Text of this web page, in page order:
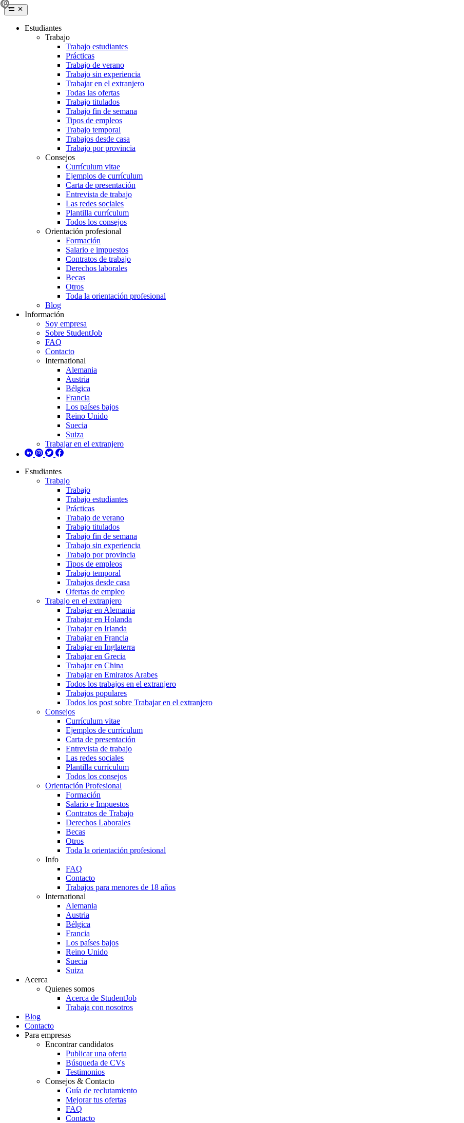
Estudiantes
Trabajo
Trabajo estudiantes
Prácticas
Trabajo de verano
Trabajo sin experiencia
Trabajar en el extranjero
Todas las ofertas
Trabajo titulados
Trabajo fin de semana
Tipos de empleos
Trabajo temporal
Trabajos desde casa
Trabajo por provincia
Consejos
Currículum vitae
Ejemplos de currículum
Carta de presentación
Entrevista de trabajo
Las redes sociales
Plantilla currículum
Todos los consejos
Orientación profesional
Formación
Salario e impuestos
Contratos de trabajo
Derechos laborales
Becas
Otros
Toda la orientación profesional
Blog
Información
Soy empresa
Sobre StudentJob
FAQ
Contacto
International
Alemania
Austria
Bélgica
Francia
Los países bajos
Reino Unido
Suecia
Suiza
Trabajar en el extranjero
Estudiantes
Trabajo
Trabajo
Trabajo estudiantes
Prácticas
Trabajo de verano
Trabajo titulados
Trabajo fin de semana
Trabajo sin experiencia
Trabajo por provincia
Tipos de empleos
Trabajo temporal
Trabajos desde casa
Ofertas de empleo
Trabajo en el extranjero
Trabajar en Alemania
Trabajar en Holanda
Trabajar en Irlanda
Trabajar en Francia
Trabajar en Inglaterra
Trabajar en Grecia
Trabajar en China
Trabajar en Emiratos Arabes
Todos los trabajos en el extranjero
Trabajos populares
Todos los post sobre Trabajar en el extranjero
Consejos
Currículum vitae
Ejemplos de currículum
Carta de presentación
Entrevista de trabajo
Las redes sociales
Plantilla currículum
Todos los consejos
Orientación Profesional
Formación
Salario e Impuestos
Contratos de Trabajo
Derechos Laborales
Becas
Otros
Toda la orientación profesional
Info
FAQ
Contacto
Trabajos para menores de 18 años
International
Alemania
Austria
Bélgica
Francia
Los países bajos
Reino Unido
Suecia
Suiza
Acerca
Quienes somos
Acerca de StudentJob
Trabaja con nosotros
Blog
Contacto
Para empresas
Encontrar candidatos
Publicar una oferta
Búsqueda de CVs
Testimonios
Consejos & Contacto
Guía de reclutamiento
Mejorar tus ofertas
FAQ
Contacto